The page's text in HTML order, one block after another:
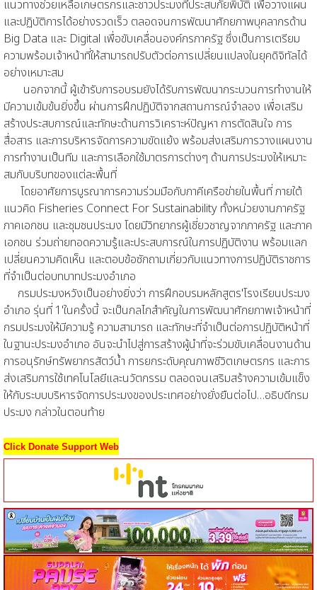
แนวทางช่วยเหลือเกษตรกรและชาวประมงที่ประสบภัยพิบัติ เพื่อวางแผน
และปฏิบัติการได้อย่างรวดเร็ว ตลอดจนการพัฒนาศักยภาพบุคลากรด้าน
Big Data และ Digital เพื่อขับเคลื่อนองค์กรภาครัฐ ซึ่งเป็นการเตรียม
ความพร้อมเจ้าหน้าที่ให้สามารถปรับตัวต่อการเปลี่ยนแปลงในยุคดิจิทัลได้
อย่างเหมาะสม
นอกจากนี้ ผู้เข้ารับการอบรมยังได้รับการพัฒนากระบวนการทำงานให้
มีความเข้มข้นยิ่งขึ้น ผ่านการฝึกปฏิบัติจากสถานการณ์จำลอง เพื่อเสริม
สร้างประสบการณ์และทักษะด้านการวิเคราะห์ปัญหา การตัดสินใจ การ
สื่อสาร และการบริหารจัดการความขัดแย้ง พร้อมส่งเสริมการวางแผนงาน
การทำงานเป็นทีม และการเลือกใช้มาตรการต่างๆ ด้านการประมงให้เหมาะ
สมกับบริบทของแต่ละพื้นที่
โดยอาศัยการบูรณาการความร่วมมือกับภาคีเครือข่ายในพื้นที่ ภายใต้
แนวคิด Fisheries Connect For Sustainability ทั้งหน่วยงานภาครัฐ
ภาคเอกชน และชุมชนประมง โดยมีวิทยากรผู้เชี่ยวชาญจากภาครัฐ และภาค
เอกชน ร่วมถ่ายทอดความรู้และประสบการณ์ในการปฏิบัติงาน พร้อมแลก
เปลี่ยนความคิดเห็น และตอบข้อซักถามเกี่ยวกับแนวทางการปฏิบัติราชการ
ที่จำเป็นต่อบทบาทประมงอำเภอ
กรมประมงหวังเป็นอย่างยิ่งว่า การฝึกอบรมหลักสูตร'โรงเรียนประมง
อำเภอ รุ่นที่ 1'ในครั้งนี้ จะเป็นกลไกสำคัญในการพัฒนาศักยภาพเจ้าหน้าที่
กรมประมงให้มีความรู้ ความสามารถ และทักษะที่จำเป็นต่อการปฏิบัติหน้าที่
ในฐานะประมงอำเภอ อันจะนำไปสู่การสร้างผู้นำที่จะร่วมขับเคลื่อนงานด้าน
การอนุรักษ์ทรัพยากรสัตว์น้ำ การยกระดับคุณภาพชีวิตเกษตรกร และการ
ส่งเสริมการใช้เทคโนโลยีและนวัตกรรม ตลอดจนเสริมสร้างความเข้มแข็ง
ให้กับระบบบริหารจัดการประมงของประเทศอย่างยั่งยืนต่อไป…อธิบดีกรม
ประมง กล่าวในตอนท้าย
Click Donate Support Web